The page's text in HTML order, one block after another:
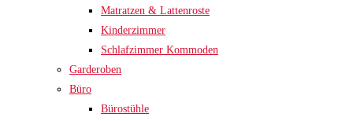
Matratzen & Lattenroste
Kinderzimmer
Schlafzimmer Kommoden
Garderoben
Büro
Bürostühle